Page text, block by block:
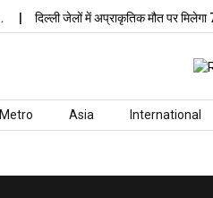
दिल्ली जेलों में अप्राकृतिक मौत पर मिलेगा 7.5…
Metro Asia International